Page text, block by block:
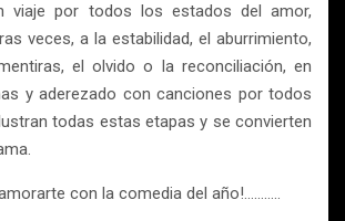
viaje por todos los estados del amor,
veces, a la estabilidad, el aburrimiento,
el olvido o la reconciliación, en
y aderezado con canciones por todos
todas estas etapas y se convierten
con la comedia del año!………..